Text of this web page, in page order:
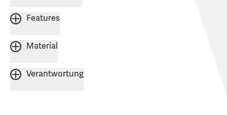
Features
Material
Verantwortung